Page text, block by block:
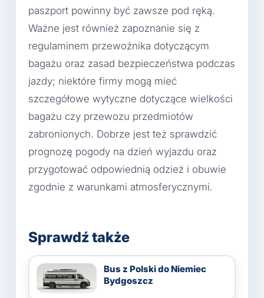
paszport powinny być zawsze pod ręką.
Ważne jest również zapoznanie się z
regulaminem przewoźnika dotyczącym
bagażu oraz zasad bezpieczeństwa podczas
jazdy; niektóre firmy mogą mieć
szczegółowe wytyczne dotyczące wielkości
bagażu czy przewozu przedmiotów
zabronionych. Dobrze jest też sprawdzić
prognozę pogody na dzień wyjazdu oraz
przygotować odpowiednią odzież i obuwie
zgodnie z warunkami atmosferycznymi.
Sprawdź także
Bus z Polski do Niemiec
Bydgoszcz